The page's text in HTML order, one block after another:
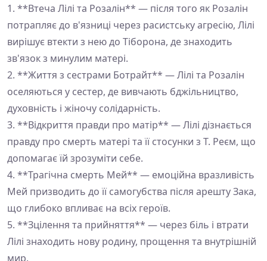
1. **Втеча Лілі та Розалін** — після того як Розалін
потрапляє до в'язниці через расистську агресію, Лілі
вирішує втекти з нею до Тіборона, де знаходить
зв'язок з минулим матері.
2. **Життя з сестрами Ботрайт** — Лілі та Розалін
оселяються у сестер, де вивчають бджільництво,
духовність і жіночу солідарність.
3. **Відкриття правди про матір** — Лілі дізнається
правду про смерть матері та її стосунки з Т. Реєм, що
допомагає їй зрозуміти себе.
4. **Трагічна смерть Мей** — емоційна вразливість
Мей призводить до її самогубства після арешту Зака,
що глибоко впливає на всіх героїв.
5. **Зцілення та прийняття** — через біль і втрати
Лілі знаходить нову родину, прощення та внутрішній
мир.